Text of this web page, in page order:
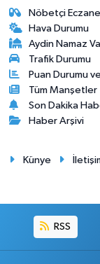
Nöbetçi
Hava Durumu
Aydin Namaz
Trafik Durumu
Puan Durumu
Tüm Manşetler
Son Dakika
Haber Arşivi
Künye
RSS